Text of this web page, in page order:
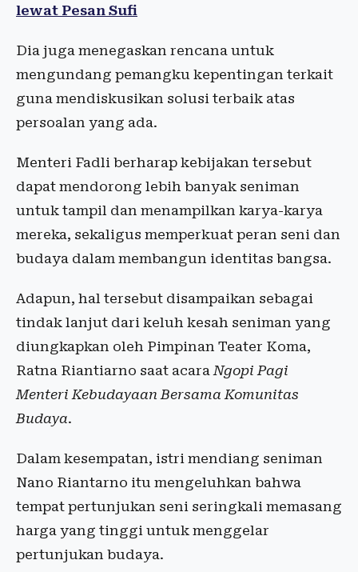
lewat Pesan Sufi
Dia juga menegaskan rencana untuk
mengundang pemangku kepentingan terkait
guna mendiskusikan solusi terbaik atas
persoalan yang ada.
Menteri Fadli berharap kebijakan tersebut
dapat mendorong lebih banyak seniman
untuk tampil dan menampilkan karya-karya
mereka, sekaligus memperkuat peran seni dan
budaya dalam membangun identitas bangsa.
Adapun, hal tersebut disampaikan sebagai
tindak lanjut dari keluh kesah seniman yang
diungkapkan oleh Pimpinan Teater Koma,
Ratna Riantiarno saat acaraNgopi Pagi
Menteri Kebudayaan Bersama Komunitas
Budaya.
Dalam kesempatan, istri mendiang seniman
Nano Riantarno itu mengeluhkan bahwa
tempat pertunjukan seni seringkali memasang
harga yang tinggi untuk menggelar
pertunjukan budaya.